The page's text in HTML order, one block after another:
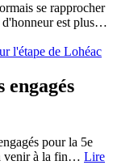
se rapprocher
est plus…
pour la 5e
venir à la fin… Lire